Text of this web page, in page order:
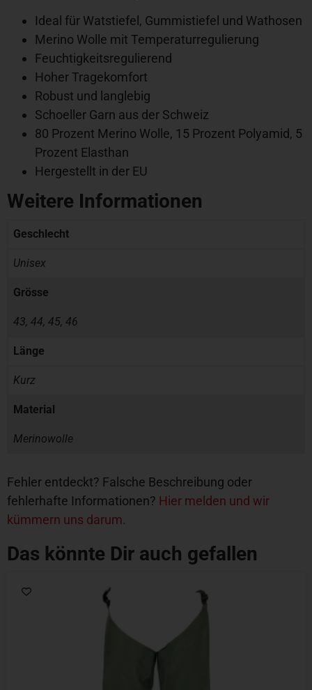
Ideal für Watstiefel, Gummistiefel und Wathosen
Merino Wolle mit Temperaturregulierung
Feuchtigkeitsregulierend
Hoher Tragekomfort
Robust und langlebig
Schoeller Garn aus der Schweiz
80 Prozent Merino Wolle, 15 Prozent Polyamid, 5
Prozent Elasthan
Hergestellt in der EU
Weitere Informationen
Geschlecht
Unisex
Grösse
43, 44, 45, 46
Länge
Kurz
Material
Merinowolle
Fehler entdeckt? Falsche Beschreibung oder
fehlerhafte Informationen? Hier melden und wir
kümmern uns darum.
Das könnte Dir auch gefallen